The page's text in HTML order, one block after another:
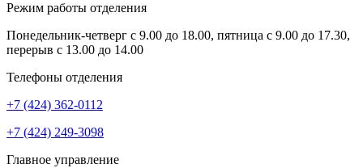
Режим работы отделения
Понедельник-четверг с 9.00 до 18.00, пятница с 9.00 до 17.30,
перерыв с 13.00 до 14.00
Телефоны отделения
+7 (424) 362-0112
+7 (424) 249-3098
Главное управление